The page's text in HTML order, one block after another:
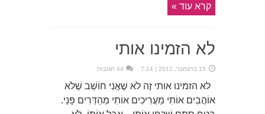
קרא עוד »
לא הזמינו אותי
15 בדצמבר, 2011 | 7:14 44 תגובות
לא הזמינו אותי זֶה לֹא שֶׁאֲנִי חוֹשֵׁב שֶׁלֹּא
אוֹהֲבִים אוֹתִי מַעֲרִיכִים אוֹתִי מְהַדְּרִים פָּנַי.